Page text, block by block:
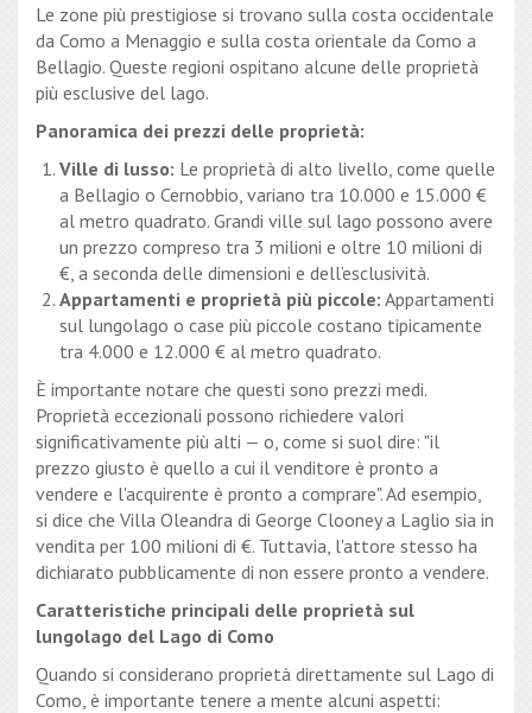
Le zone più prestigiose si trovano sulla costa occidentale
da Como a Menaggio e sulla costa orientale da Como a
Bellagio. Queste regioni ospitano alcune delle proprietà
più esclusive del lago.
Panoramica dei prezzi delle proprietà:
Ville di lusso: Le proprietà di alto livello, come quelle
a Bellagio o Cernobbio, variano tra 10.000 e 15.000 €
al metro quadrato. Grandi ville sul lago possono avere
un prezzo compreso tra 3 milioni e oltre 10 milioni di
€, a seconda delle dimensioni e dell’esclusività.
Appartamenti e proprietà più piccole: Appartamenti
sul lungolago o case più piccole costano tipicamente
tra 4.000 e 12.000 € al metro quadrato.
È importante notare che questi sono prezzi medi.
Proprietà eccezionali possono richiedere valori
significativamente più alti — o, come si suol dire: "il
prezzo giusto è quello a cui il venditore è pronto a
vendere e l'acquirente è pronto a comprare". Ad esempio,
si dice che Villa Oleandra di George Clooney a Laglio sia in
vendita per 100 milioni di €. Tuttavia, l'attore stesso ha
dichiarato pubblicamente di non essere pronto a vendere.
Caratteristiche principali delle proprietà sul
lungolago del Lago di Como
Quando si considerano proprietà direttamente sul Lago di
Como, è importante tenere a mente alcuni aspetti: